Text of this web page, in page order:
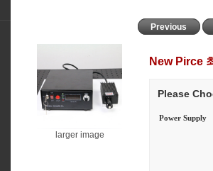
Previous
larger image
New Pirce
Please
Power Supply